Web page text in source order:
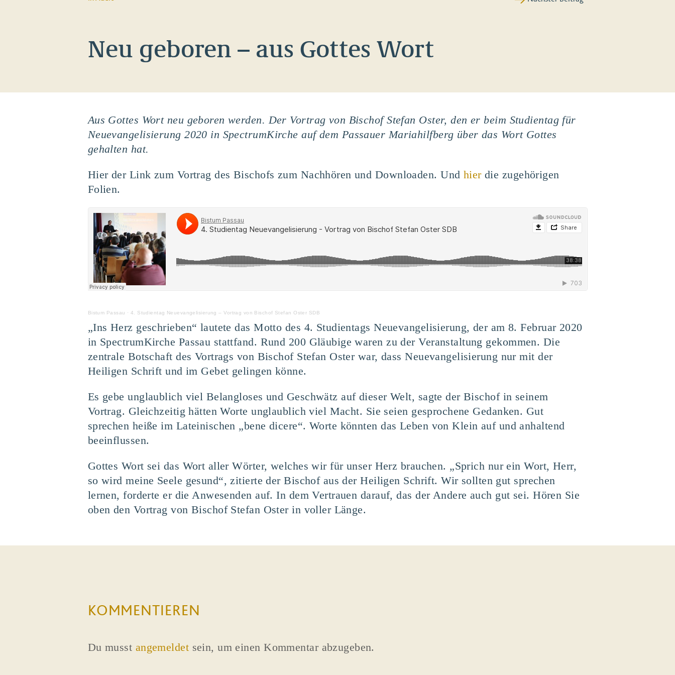
Neu geboren – aus Gottes Wort
Aus Gottes Wort neu geboren werden. Der Vortrag von Bischof Stefan Oster, den er beim Studientag für
Neuevangelisierung 2020 in SpectrumKirche auf dem Passauer Mariahilfberg über das Wort Gottes
gehalten hat.
Hier der Link zum Vortrag des Bischofs zum Nachhören und Downloaden. Und hierdie zugehörigen
Folien.
Bistum Passau · 4. Studientag Neuevangelisierung – Vortrag von Bischof Stefan Oster SDB
„Ins Herz geschrieben“ lautete das Motto des 4. Studientags Neuevangelisierung, der am 8. Februar 2020
in SpectrumKirche Passau stattfand. Rund 200 Gläubige waren zu der Veranstaltung gekommen. Die
zentrale Botschaft des Vortrags von Bischof Stefan Oster war, dass Neuevangelisierung nur mit der
Heiligen Schrift und im Gebet gelingen könne.
Es gebe unglaublich viel Belangloses und Geschwätz auf dieser Welt, sagte der Bischof in seinem
Vortrag. Gleichzeitig hätten Worte unglaublich viel Macht. Sie seien gesprochene Gedanken. Gut
sprechen heiße im Lateinischen „bene dicere“. Worte könnten das Leben von Klein auf und anhaltend
beeinflussen.
Gottes Wort sei das Wort aller Wörter, welches wir für unser Herz brauchen. „Sprich nur ein Wort, Herr,
so wird meine Seele gesund“, zitierte der Bischof aus der Heiligen Schrift. Wir sollten gut sprechen
lernen, forderte er die Anwesenden auf. In dem Vertrauen darauf, das der Andere auch gut sei. Hören Sie
oben den Vortrag von Bischof Stefan Oster in voller Länge.
KOMMENTIEREN
Du musst angemeldet sein, um einen Kommentar abzugeben.